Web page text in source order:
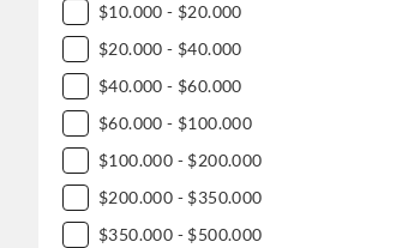
$10.000 - $20.000
$20.000 - $40.000
$40.000 - $60.000
$60.000 - $100.000
$100.000 - $200.000
$200.000 - $350.000
$350.000 - $500.000